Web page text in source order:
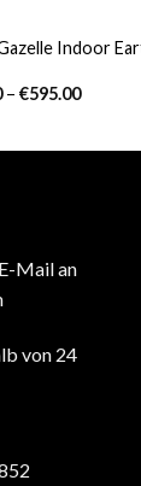
Indoor
–€595.00
Mail an
von 24